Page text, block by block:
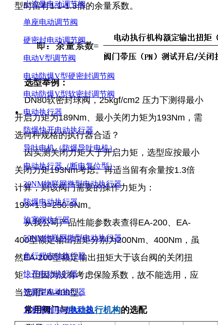
小流量电动调节阀
单座电动调节阀
硬密封电动调节阀
电动V型调节阀
电动防爆V型硬密封调节阀
电动防爆V型软密封调节阀
电动执行器
防爆快开电动执行器
导叶电机（防爆导叶电机）
电动执行器（断电复位型）
20NM物联网微型电动执行器
防爆电动执行器
旋塞阀执行器
50NM物联网微型电动执行器
角行程电动执行器
快开电动执行器
智能型电动执行器
月相系列电动执行器
型时留有1.1-1.3倍的余量系数。
选型举例：
DN80软密封球阀，25kgf/cm2 压力下测得最小
开启力矩为189Nm、最小关闭力矩为193Nm，需
选何种规格的执行器合适？
因实测关闭力矩大于开启力矩，选型应按最小
关闭力矩193Nm考虑。再适当留有余量按1.3倍
计算，则该阀门需要的操作力矩为：
193×1.3=250.9Nm。
从我公司产品性能参数表查得EA-200、EA-
400型额定输出扭矩分别为200Nm、400Nm，虽
然EA-200型额定输出扭矩大于该台阀的关闭扭
矩，但因为没有考虑保险系数，故不能选用，应
当选用EA-400型。
常用阀门与电动执行机构的选配